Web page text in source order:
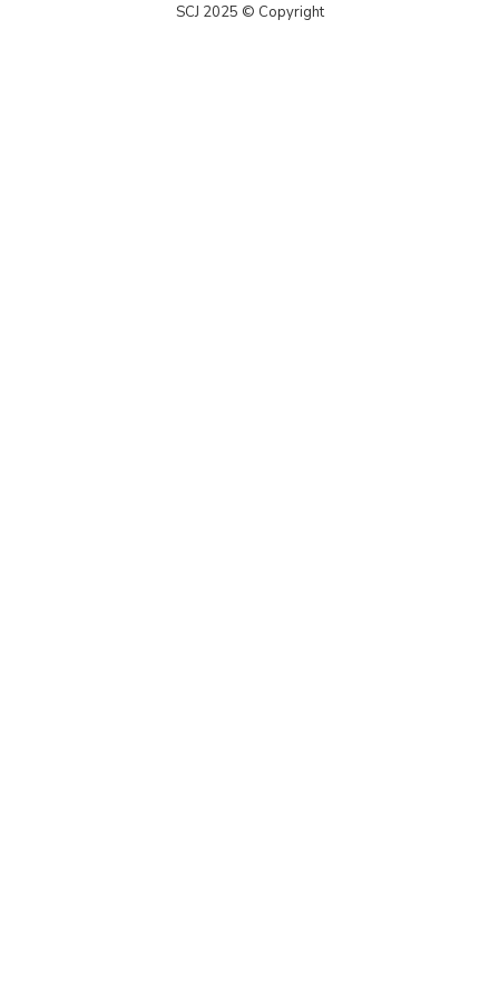
SCJ 2025 © Copyright